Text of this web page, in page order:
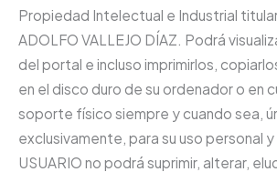
Propiedad Intelectual e Industrial
ADOLFO VALLEJO DÍAZ. Podrá
del portal e incluso imprimirlos,
en el disco duro de su ordenador o en
soporte físico siempre y cuando sea,
exclusivamente, para su uso personal
USUARIO no podrá suprimir, alterar,